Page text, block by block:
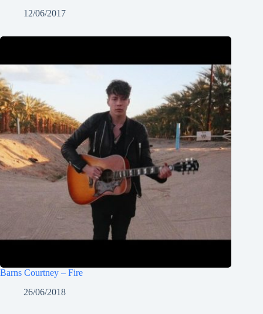
12/06/2017
Barns Courtney – Fire
26/06/2018